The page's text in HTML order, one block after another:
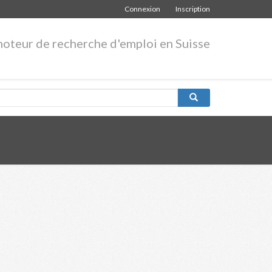
Inscription
Connexion
de recherche d'emploi en Suisse